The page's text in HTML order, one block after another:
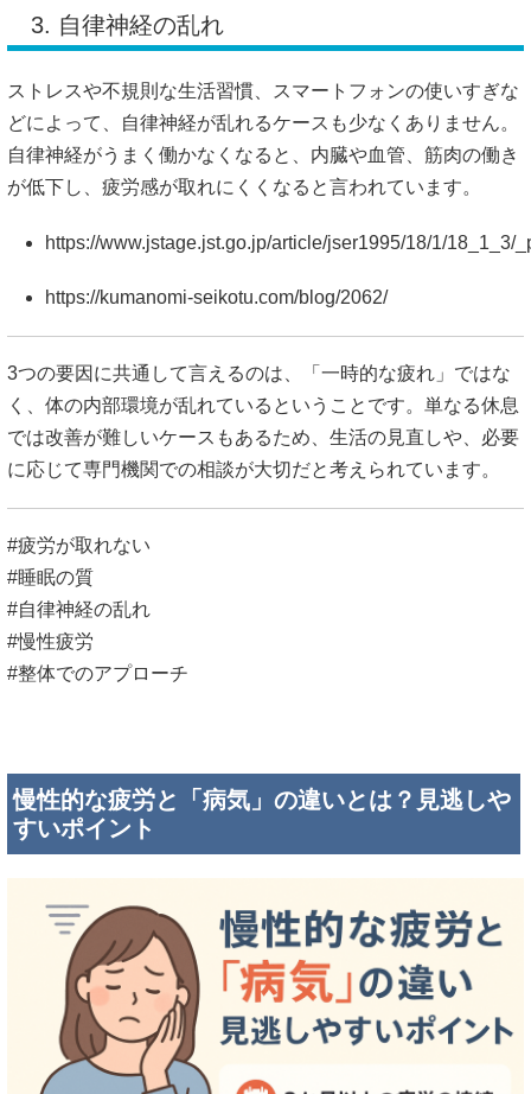
3. 自律神経の乱れ
ストレスや不規則な生活習慣、スマートフォンの使いすぎな
どによって、自律神経が乱れるケースも少なくありません。
自律神経がうまく働かなくなると、内臓や血管、筋肉の働き
が低下し、疲労感が取れにくくなると言われています。
https://www.jstage.jst.go.jp/article/jser1995/18/1/18_1_3/
https://kumanomi-seikotu.com/blog/2062/
3つの要因に共通して言えるのは、「一時的な疲れ」ではな
く、体の内部環境が乱れているということです。単なる休息
では改善が難しいケースもあるため、生活の見直しや、必要
に応じて専門機関での相談が大切だと考えられています。
#疲労が取れない
#睡眠の質
#自律神経の乱れ
#慢性疲労
#整体でのアプローチ
慢性的な疲労と「病気」の違いとは？見逃しや
すいポイント